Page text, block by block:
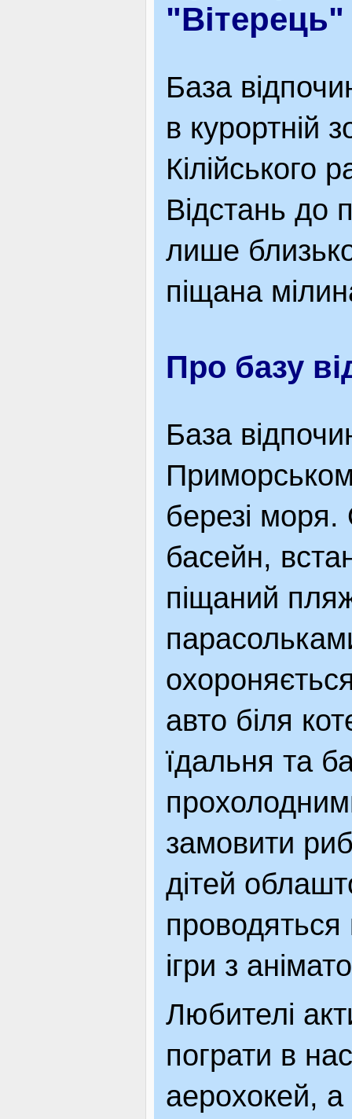
ОГОЛОШЕННЯ
ЯК ДОЇХАТИ
"Вітерець"
База
в курортній
Кілійського
Відстань до
лише
піщана
Про базу
База
березі
басейн,
піщаний
авто біля
їдальня та
замовити
дітей
проводяться
ігри з
Любителі
пограти в
аерохокей,